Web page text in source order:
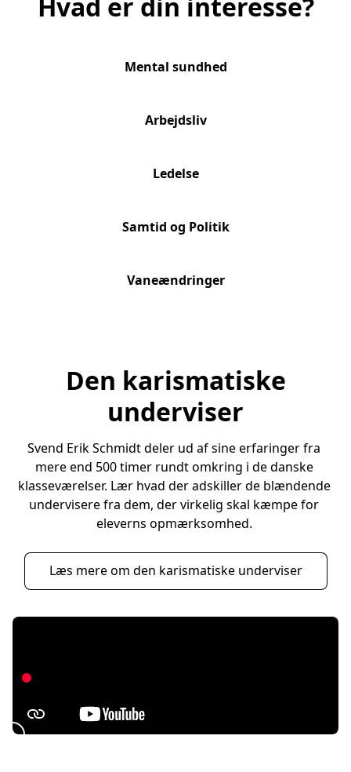
Mental sundhed
Arbejdsliv
Ledelse
Samtid og Politik
Vaneændringer
Den karismatiske
underviser
Svend Erik Schmidt deler ud af sine erfaringer fra
mere end 500 timer rundt omkring i de danske
klasseværelser. Lær hvad der adskiller de blændende
undervisere fra dem, der virkelig skal kæmpe for
eleverns opmærksomhed.
Læs mere om den karismatiske underviser